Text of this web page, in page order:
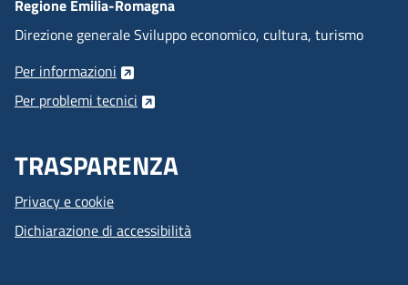
Regione Emilia-Romagna
Direzione generale Sviluppo economico, cultura, turismo
Per informazioni
Per problemi tecnici
TRASPARENZA
Privacy e cookie
Dichiarazione di accessibilità